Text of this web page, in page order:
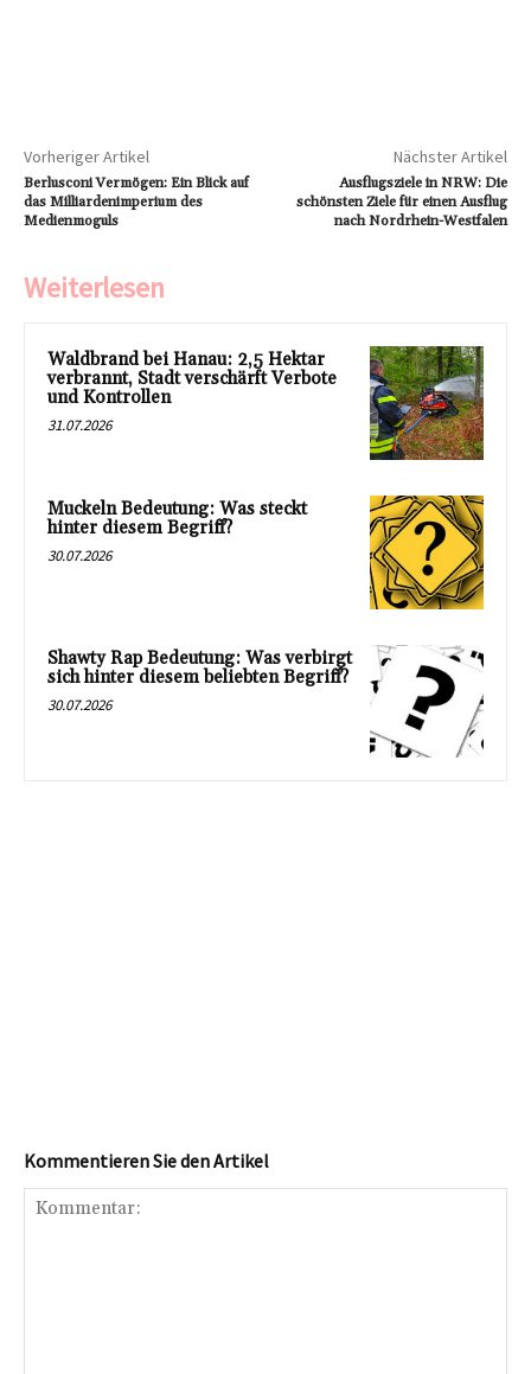
Vorheriger Artikel
Berlusconi Vermögen: Ein Blick auf
das Milliardenimperium des
Medienmoguls
Nächster Artikel
Ausflugsziele in NRW: Die
schönsten Ziele für einen Ausflug
nach Nordrhein-Westfalen
Weiterlesen
Waldbrand bei Hanau: 2,5 Hektar
verbrannt, Stadt verschärft Verbote
und Kontrollen
31.07.2026
Muckeln Bedeutung: Was steckt
hinter diesem Begriff?
30.07.2026
Shawty Rap Bedeutung: Was verbirgt
sich hinter diesem beliebten Begriff?
30.07.2026
Kommentieren Sie den Artikel